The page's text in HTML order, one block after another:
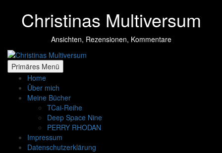
springenChristinas Multiversum
Ansichten, Rezensionen, Kommentare
Primäres Menü
Home
Über mich
Meine Bücher
TCai-Reihe
Deep Space Nine
PERRY RHODAN
Impressum
Datenschutzerklärung